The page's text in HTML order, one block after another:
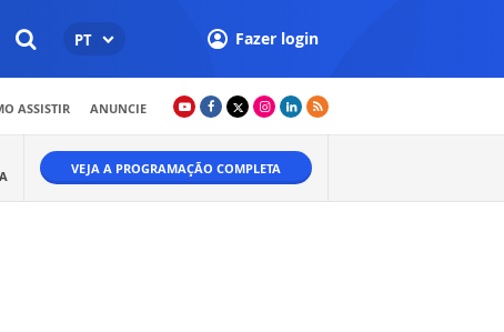
PT Fazer login
ASSISTIR ANUNCIE
VEJA A PROGRAMAÇÃO COMPLETA